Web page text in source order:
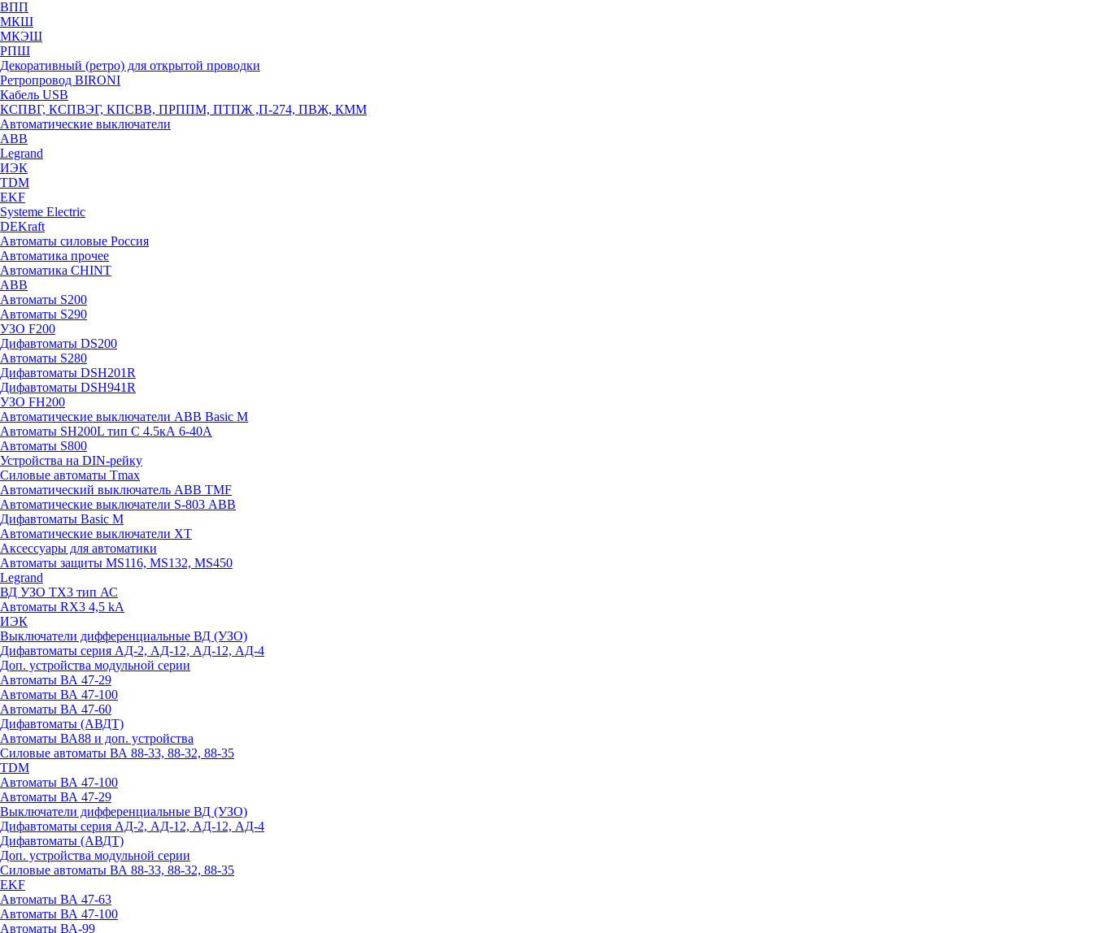
ВПП
МКШ
МКЭШ
РПШ
Декоративный (ретро) для открытой проводки
Ретропровод BIRONI
Кабель USB
КСПВГ, КСПВЭГ, КПСВВ, ПРППМ, ПТПЖ ,П-274, ПВЖ, КММ
Автоматические выключатели
ABB
Legrand
ИЭК
TDM
EKF
Systeme Electric
DEKraft
Автоматы силовые Россия
Автоматика прочее
Автоматика CHINT
ABB
Автоматы S200
Автоматы S290
УЗО F200
Дифавтоматы DS200
Автоматы S280
Дифавтоматы DSH201R
Дифавтоматы DSH941R
УЗО FH200
Автоматические выключатели ABB Basic M
Автоматы SH200L тип С 4.5кА 6-40А
Автоматы S800
Устройства на DIN-рейку
Силовые автоматы Tmax
Автоматический выключатель ABB TMF
Автоматические выключатели S-803 АВВ
Дифавтоматы Basic M
Автоматические выключатели XT
Аксессуары для автоматики
Автоматы защиты MS116, MS132, MS450
Legrand
ВД УЗО TX3 тип АС
Автоматы RX3 4,5 kA
ИЭК
Выключатели дифференциальные ВД (УЗО)
Дифавтоматы серия АД-2, АД-12, АД-12, АД-4
Доп. устройства модульной серии
Автоматы ВА 47-29
Автоматы ВА 47-100
Автоматы ВА 47-60
Дифавтоматы (АВДТ)
Автоматы ВА88 и доп. устройства
Силовые автоматы ВА 88-33, 88-32, 88-35
TDM
Автоматы ВА 47-100
Автоматы ВА 47-29
Выключатели дифференциальные ВД (УЗО)
Дифавтоматы серия АД-2, АД-12, АД-12, АД-4
Дифавтоматы (АВДТ)
Доп. устройства модульной серии
Силовые автоматы ВА 88-33, 88-32, 88-35
EKF
Автоматы ВА 47-63
Автоматы ВА 47-100
Автоматы ВА-99